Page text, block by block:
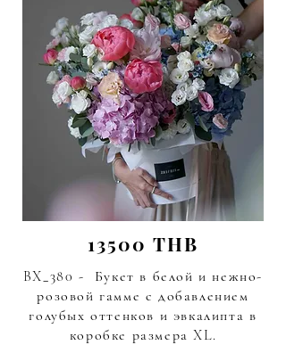
13500 THB
BX_380 - Букет в белой и нежно-
розовой гамме с добавлением
голубых оттенков и эвкалипта в
коробке размера XL.